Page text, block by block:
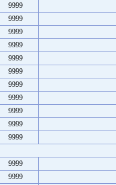
9999
9999
9999
9999
9999
9999
9999
9999
9999
9999
9999
9999
9999